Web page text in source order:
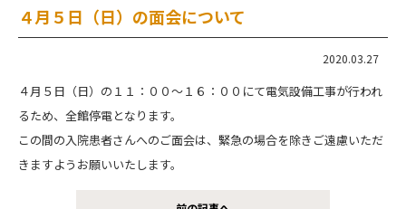
４月５日（日）の面会について
2020.03.27
４月５日（日）の１１：００～１６：００にて電気設備工事が行われ
るため、全館停電となります。
この間の入院患者さんへのご面会は、緊急の場合を除きご遠慮いただ
きますようお願いいたします。